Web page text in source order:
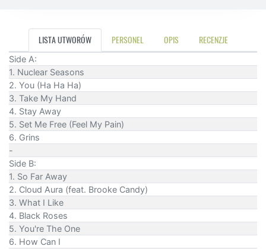
LISTA UTWORÓW PERSONEL OPIS RECENZJE
Side A:
1. Nuclear Seasons
2. You (Ha Ha Ha)
3. Take My Hand
4. Stay Away
5. Set Me Free (Feel My Pain)
6. Grins
-
Side B:
1. So Far Away
2. Cloud Aura (feat. Brooke Candy)
3. What I Like
4. Black Roses
5. You're The One
6. How Can I